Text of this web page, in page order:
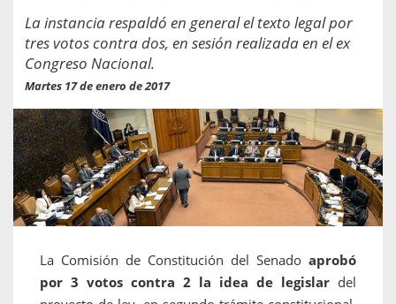
La instancia respaldó en general el texto legal por
tres votos contra dos, en sesión realizada en el ex
Congreso Nacional.
Martes 17 de enero de 2017
La Comisión de Constitución del Senado aprobó
por 3 votos contra 2 la idea de legislar del